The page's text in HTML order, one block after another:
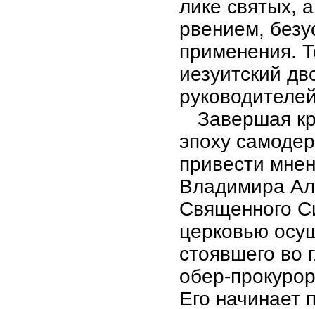
лике святых,
рвением,
применения.
иезуитский
Завершая
эпоху
привести
Владимира
Священного
церковью
стоявшего во
обер-
Его начинает